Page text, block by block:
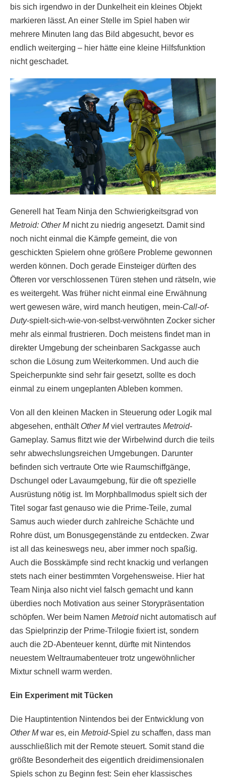
bis sich irgendwo in der Dunkelheit ein kleines Objekt
markieren lässt. An einer Stelle im Spiel haben wir
mehrere Minuten lang das Bild abgesucht, bevor es
endlich weiterging – hier hätte eine kleine Hilfsfunktion
nicht geschadet.
Generell hat Team Ninja den Schwierigkeitsgrad von
Metroid: Other Mnicht zu niedrig angesetzt. Damit sind
noch nicht einmal die Kämpfe gemeint, die von
geschickten Spielern ohne größere Probleme gewonnen
werden können. Doch gerade Einsteiger dürften des
Öfteren vor verschlossenen Türen stehen und rätseln, wie
es weitergeht. Was früher nicht einmal eine Erwähnung
wert gewesen wäre, wird manch heutigen, mein-Call-of-
Duty-spielt-sich-wie-von-selbst-verwöhnten Zocker sicher
mehr als einmal frustrieren. Doch meistens findet man in
direkter Umgebung der scheinbaren Sackgasse auch
schon die Lösung zum Weiterkommen. Und auch die
Speicherpunkte sind sehr fair gesetzt, sollte es doch
einmal zu einem ungeplanten Ableben kommen.
Von all den kleinen Macken in Steuerung oder Logik mal
abgesehen, enthält Other Mviel vertrautes Metroid-
Gameplay. Samus flitzt wie der Wirbelwind durch die teils
sehr abwechslungsreichen Umgebungen. Darunter
befinden sich vertraute Orte wie Raumschiffgänge,
Dschungel oder Lavaumgebung, für die oft spezielle
Ausrüstung nötig ist. Im Morphballmodus spielt sich der
Titel sogar fast genauso wie die Prime-Teile, zumal
Samus auch wieder durch zahlreiche Schächte und
Rohre düst, um Bonusgegenstände zu entdecken. Zwar
ist all das keineswegs neu, aber immer noch spaßig.
Auch die Bosskämpfe sind recht knackig und verlangen
stets nach einer bestimmten Vorgehensweise. Hier hat
Team Ninja also nicht viel falsch gemacht und kann
überdies noch Motivation aus seiner Storypräsentation
schöpfen. Wer beim Namen Metroid nicht automatisch auf
das Spielprinzip der Prime-Trilogie fixiert ist, sondern
auch die 2D-Abenteuer kennt, dürfte mit Nintendos
neuestem Weltraumabenteuer trotz ungewöhnlicher
Mixtur schnell warm werden.
Ein Experiment mit Tücken
Die Hauptintention Nintendos bei der Entwicklung von
Other Mwar es, ein Metroid-Spiel zu schaffen, dass man
ausschließlich mit der Remote steuert. Somit stand die
größte Besonderheit des eigentlich dreidimensionalen
Spiels schon zu Beginn fest: Sein eher klassisches